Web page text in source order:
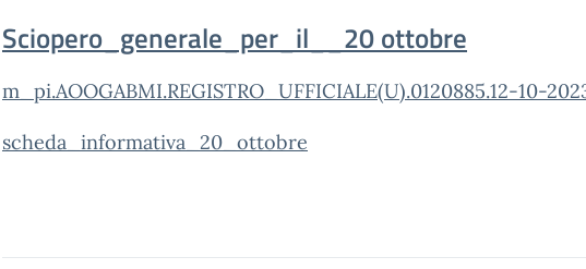
Sciopero_generale_per_il__20 ottobre
m_pi.AOOGABMI.REGISTRO_UFFICIALE(U).0120885.12-10-
scheda_informativa_20_ottobre